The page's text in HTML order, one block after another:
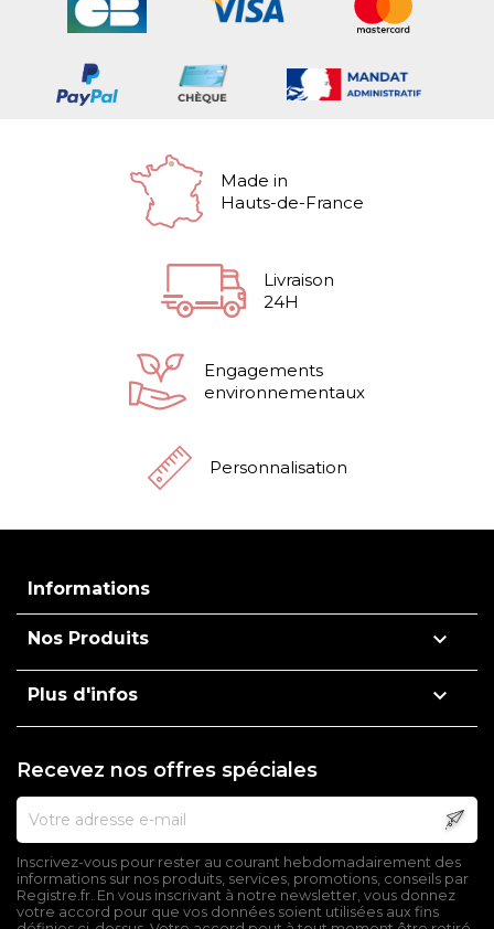
Made in
Hauts-de-France
Livraison
24H
Engagements
environnementaux
Personnalisation
Informations
Nos Produits 
Plus d'infos 
Recevez nos offres spéciales
Inscrivez-vous pour rester au courant hebdomadairement des
informations sur nos produits, services, promotions, conseils par
Registre.fr. En vous inscrivant à notre newsletter, vous donnez
votre accord pour que vos données soient utilisées aux fins